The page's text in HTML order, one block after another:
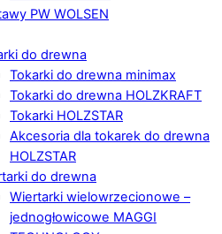
PW WOLSEN
do drewna
Tokarki do drewna minimax
Tokarki do drewna HOLZKRAFT
Tokarki HOLZSTAR
Akcesoria dla tokarek do drewna
HOLZSTAR
do drewna
Wiertarki wielowrzecionowe –
jednogłowicowe MAGGI